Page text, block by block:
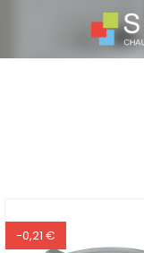
-0,21 €